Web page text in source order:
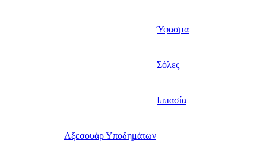
Ύφασμα
Σόλες
Ιππασία
Αξεσουάρ Υποδημάτων